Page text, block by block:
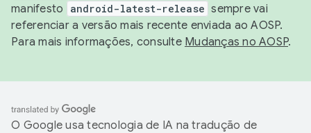
manifesto
android-latest-release sempre vai
referenciar a versão mais recente enviada ao AOSP.
Para mais informações, consulte Mudanças no AOSP.
O Google usa tecnologia de IA na tradução de